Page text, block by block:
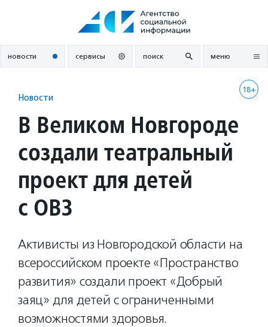
новости сервисы поиск меню
18+
Новости
В Великом Новгороде
создали театральный
проект для детей
с ОВЗ
Активисты из Новгородской области на
всероссийском проекте «Пространство
развития» создали проект «Добрый
заяц» для детей с ограниченными
возможностями здоровья.